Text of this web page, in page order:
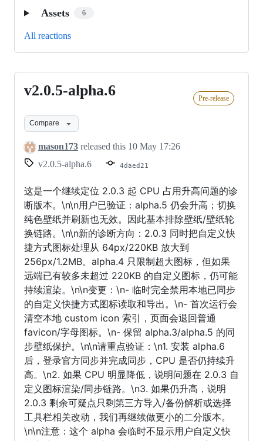
Assets 6
All reactions
v2.0.5-
v2.0.5-alpha.6 Pre-release
Compare
mason173 released this 10 May 17:26
v2.0.5-alpha.6
4daed21
这是一个继续定位 2.0.3 起 CPU 占用升高问题的诊
断版本。\n\n用户已验证：alpha.5 仍会升高；切换
纯色壁纸并刷新也无效。因此基本排除壁纸/壁纸轮
换链路。\n\n新的诊断方向：2.0.3 同时把自定义快
捷方式图标处理从 64px/220KB 放大到
256px/1.2MB。alpha.4 只限制超大图标，但如果
远端已有较多未超过 220KB 的自定义图标，仍可能
持续渲染。\n\n变更：\n- 临时完全禁用本地已同步
的自定义快捷方式图标读取和导出。\n- 首次运行会
清空本地 custom icon 索引，页面会退回普通
favicon/字母图标。\n- 保留 alpha.3/alpha.5 的同
步壁纸保护。\n\n请重点验证：\n1. 安装 alpha.6
后，登录官方同步并完成同步，CPU 是否仍持续升
高。\n2. 如果 CPU 明显降低，说明问题在 2.0.3 自
定义图标渲染/同步链路。\n3. 如果仍升高，说明
2.0.3 剩余可疑点只剩第三方导入/备份解析或选择
工具栏相关改动，我们再继续做更小的二分版本。
\n\n注意：这个 alpha 会临时不显示用户自定义快